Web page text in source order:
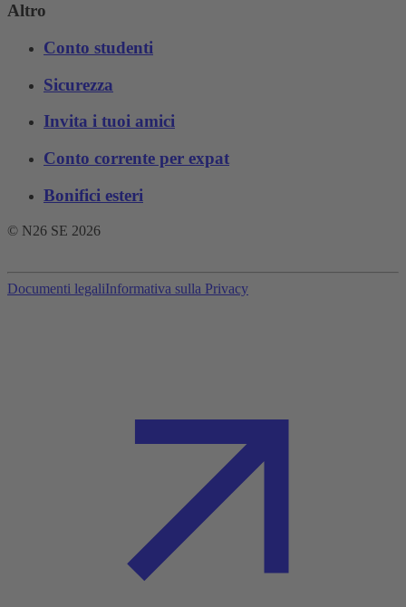
Altro
Conto studenti
Sicurezza
Invita i tuoi amici
Conto corrente per expat
Bonifici esteri
© N26 SE 2026
Documenti legaliInformativa sulla Privacy